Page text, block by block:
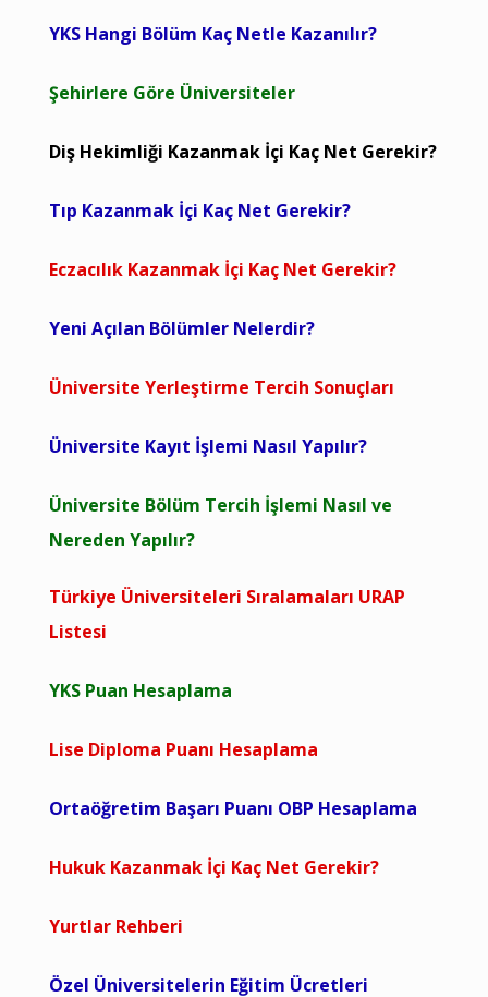
YKS Hangi Bölüm Kaç Netle Kazanılır?
Şehirlere Göre Üniversiteler
Diş Hekimliği Kazanmak İçi Kaç Net Gerekir?
Tıp Kazanmak İçi Kaç Net Gerekir?
Eczacılık Kazanmak İçi Kaç Net Gerekir?
Yeni Açılan Bölümler Nelerdir?
Üniversite Yerleştirme Tercih Sonuçları
Üniversite Kayıt İşlemi Nasıl Yapılır?
Üniversite Bölüm Tercih İşlemi Nasıl ve
Nereden Yapılır?
Türkiye Üniversiteleri Sıralamaları URAP
Listesi
YKS Puan Hesaplama
Lise Diploma Puanı Hesaplama
Ortaöğretim Başarı Puanı OBP Hesaplama
Hukuk Kazanmak İçi Kaç Net Gerekir?
Yurtlar Rehberi
Özel Üniversitelerin Eğitim Ücretleri